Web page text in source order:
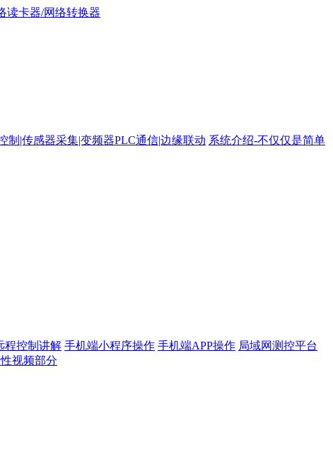
制|传感器采集|变频器PLC通信|边缘联动 系统介绍-不仅仅是简单
程控制讲解 手机端小程序操作 手机端APP操作 局域网测控平台
视频部分